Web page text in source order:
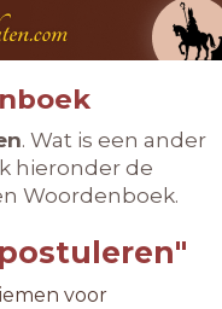
. Wat is een ander
hieronder de
Woordenboek.
voor